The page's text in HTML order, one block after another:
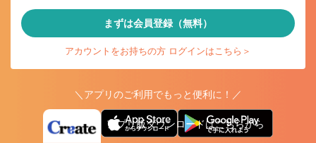
まずは会員登録（無料）
アカウントをお持ちの方 ログインはこちら＞
＼アプリのご利用でもっと便利に！／
アプリ版ダウンロードはこちらから